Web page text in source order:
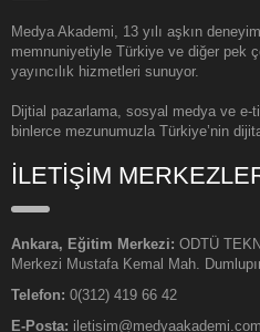
Medya Akademi, 13 yılı aşkın
memnuniyetiyle Türkiye ve diğer pek
yayıncılık hizmetleri sunuyor.
Dijtial pazarlama, sosyal medya ve e-
binlerce mezunumuzla Türkiye’nin
İLETİŞİM
Ankara, Eğitim Merkezi: ODTÜ
Merkezi Mustafa Kemal Mah.
Telefon: 0(312) 419 66 42
E-Posta: